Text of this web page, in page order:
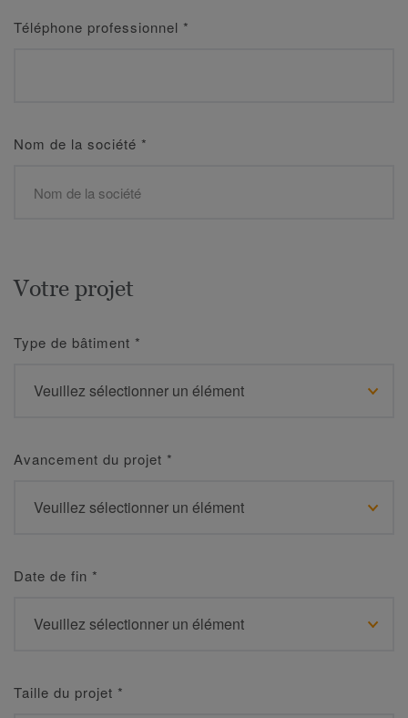
Téléphone professionnel *
Nom de la société *
Votre projet
Type de bâtiment *
Avancement du projet *
Date de fin *
Taille du projet *